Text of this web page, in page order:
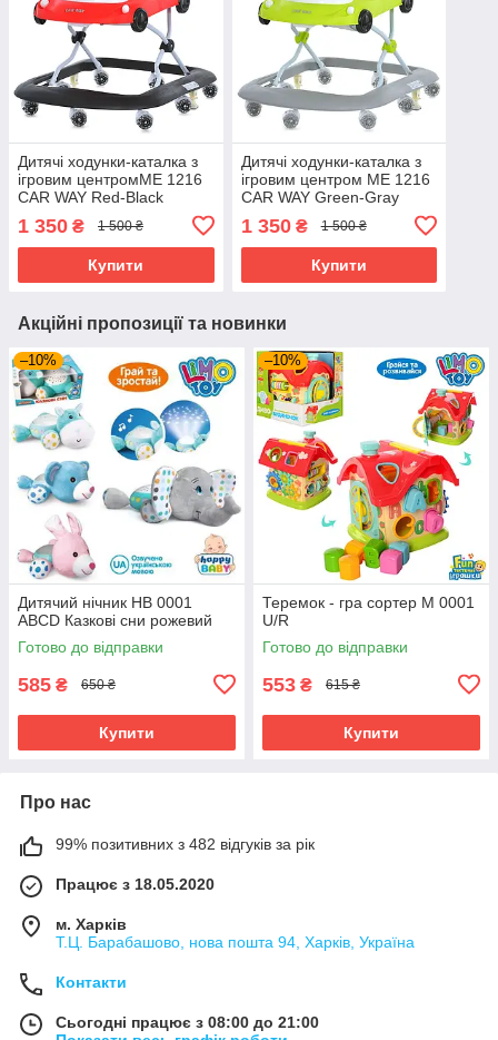
Дитячі ходунки-каталка з
ігровим центромME 1216
CAR WAY Red-Black
червоно-чорний
1 350 ₴ 1 500 ₴
Купити
Дитячі ходунки-каталка з
ігровим центром ME 1216
CAR WAY Green-Gray
зелено-сірі
1 350₴ 1 500 ₴
Купити
Акційні пропозиції та новинки
–10%
Дитячий нічник HB 0001
ABCD Казкові сни рожевий
Готово до відправки
585 ₴ 650 ₴
Купити
–10%
Теремок - гра сортер M 0001
U/R
Готово до відправки
553 ₴ 615 ₴
Купити
Про нас
99% позитивних з 482 відгуків за рік
Працює з 18.05.2020
м. Харків
Т.Ц. Барабашово, нова пошта 94, Харків, Україна
Контакти
Сьогодні працює з 08:00 до 21:00